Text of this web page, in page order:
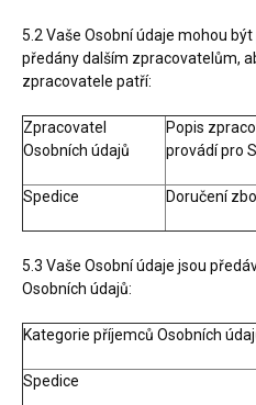
5.2 Vaše Osobní údaje mohou
předány dalším zpracovatelům,
zpracovatele patří:
Zpracovatel
Osobních údajů
Popis
provádí pro
Spedice Doručení
5.3 Vaše Osobní údaje jsou
Osobních údajů:
Kategorie příjemců Osobních
Spedice